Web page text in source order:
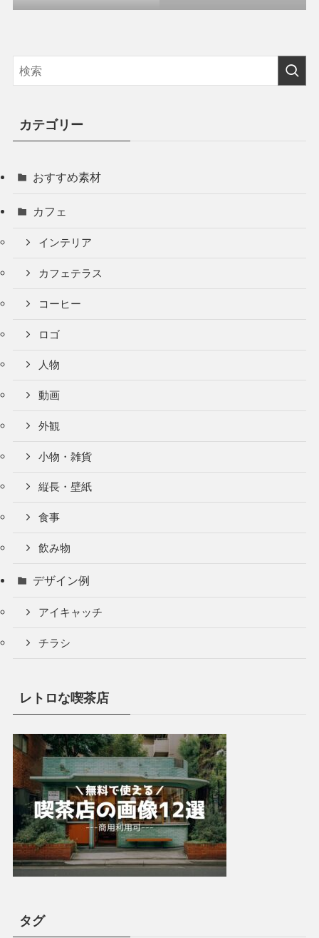
カテゴリー
おすすめ素材
カフェ
インテリア
カフェテラス
コーヒー
ロゴ
人物
動画
外観
小物・雑貨
縦長・壁紙
食事
飲み物
デザイン例
アイキャッチ
チラシ
レトロな喫茶店
タグ